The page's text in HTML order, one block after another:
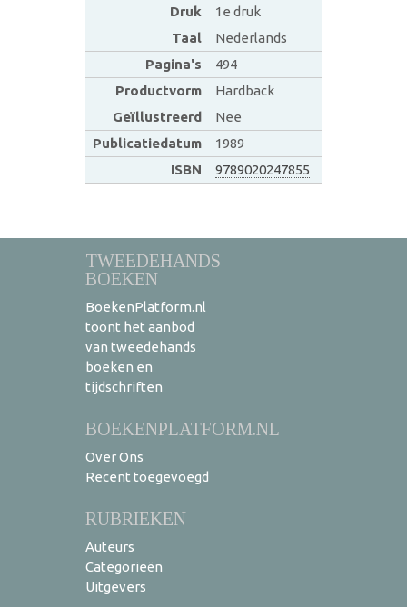
Druk
1e druk
Taal
Nederlands
Pagina's
494
Productvorm
Hardback
Geïllustreerd
Nee
Publicatiedatum
1989
ISBN
9789020247855
TWEEDEHANDS
BOEKEN
BoekenPlatform.nl
toont het aanbod
van tweedehands
boeken en
tijdschriften
BOEKENPLATFORM.NL
Over Ons
Recent toegevoegd
RUBRIEKEN
Auteurs
Categorieën
Uitgevers